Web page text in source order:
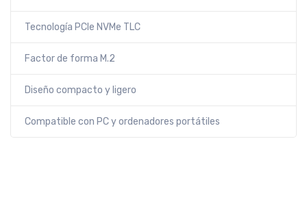
Tecnología PCIe NVMe TLC
Factor de forma M.2
Diseño compacto y ligero
Compatible con PC y ordenadores portátiles